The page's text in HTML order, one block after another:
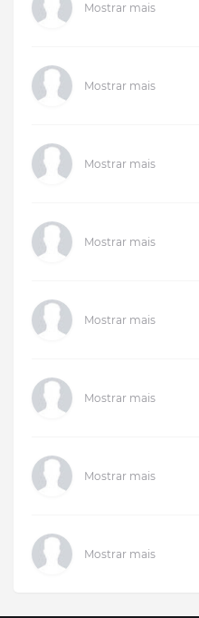
Mostrar mais
Mostrar mais
Mostrar mais
Mostrar mais
Mostrar mais
Mostrar mais
Mostrar mais
Mostrar mais